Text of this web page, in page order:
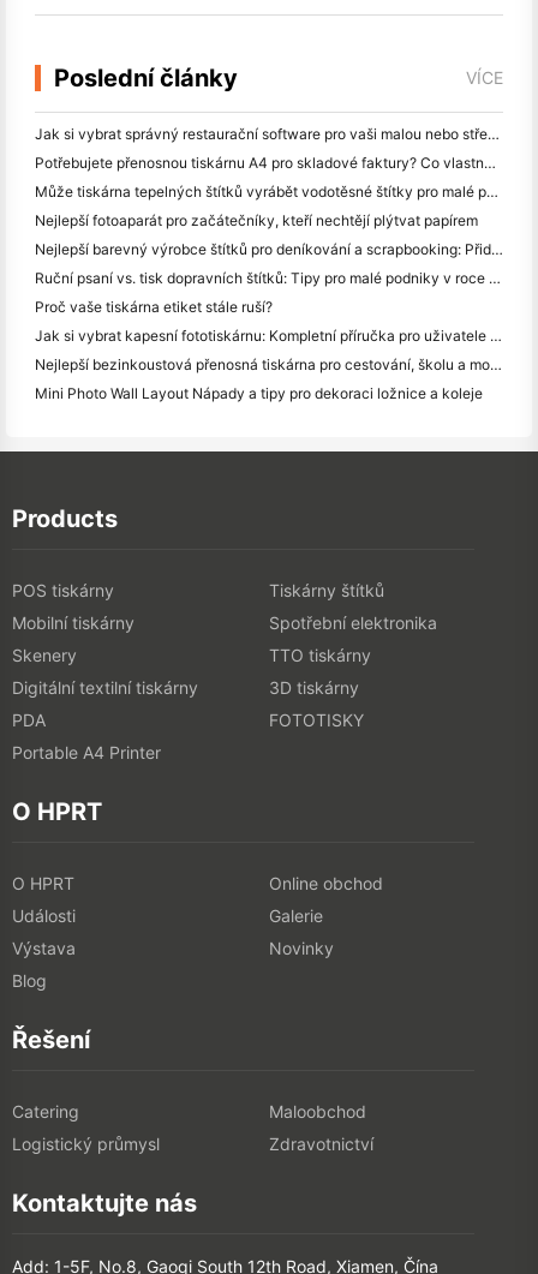
Poslední články VÍCE
Jak si vybrat správný restaurační software pro vaši malou nebo střední restauraci
Potřebujete přenosnou tiskárnu A4 pro skladové faktury? Co vlastně funguje
Může tiskárna tepelných štítků vyrábět vodotěsné štítky pro malé podniky?
Nejlepší fotoaparát pro začátečníky, kteří nechtějí plýtvat papírem
Nejlepší barevný výrobce štítků pro deníkování a scrapbooking: Přidat více barev na každou stránku
Ruční psaní vs. tisk dopravních štítků: Tipy pro malé podniky v roce 2026
Proč vaše tiskárna etiket stále ruší?
Jak si vybrat kapesní fototiskárnu: Kompletní příručka pro uživatele deníků, cestování a iPhone
Nejlepší bezinkoustová přenosná tiskárna pro cestování, školu a mobilní práci: Hanin MT620 Pro Review
Mini Photo Wall Layout Nápady a tipy pro dekoraci ložnice a koleje
Products
POS tiskárny
Tiskárny štítků
Mobilní tiskárny
Spotřební elektronika
Skenery
TTO tiskárny
Digitální textilní tiskárny
3D tiskárny
PDA
FOTOTISKY
Portable A4 Printer
O HPRT
O HPRT
Online obchod
Události
Galerie
Výstava
Novinky
Blog
Řešení
Catering
Maloobchod
Logistický průmysl
Zdravotnictví
Kontaktujte nás
Add: 1-5F, No.8, Gaoqi South 12th Road, Xiamen, Čína